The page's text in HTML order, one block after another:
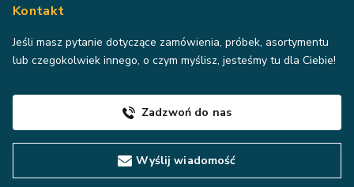
Kontakt
Jeśli masz pytanie dotyczące zamówienia, próbek, asortymentu
lub czegokolwiek innego, o czym myślisz, jesteśmy tu dla Ciebie!
Zadzwoń do nas
Wyślij wiadomość